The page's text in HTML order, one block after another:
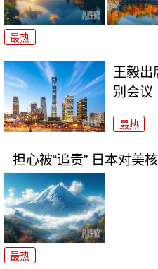
最热
王毅出
别会议
最热
担心被“追责” 日本对美
最热